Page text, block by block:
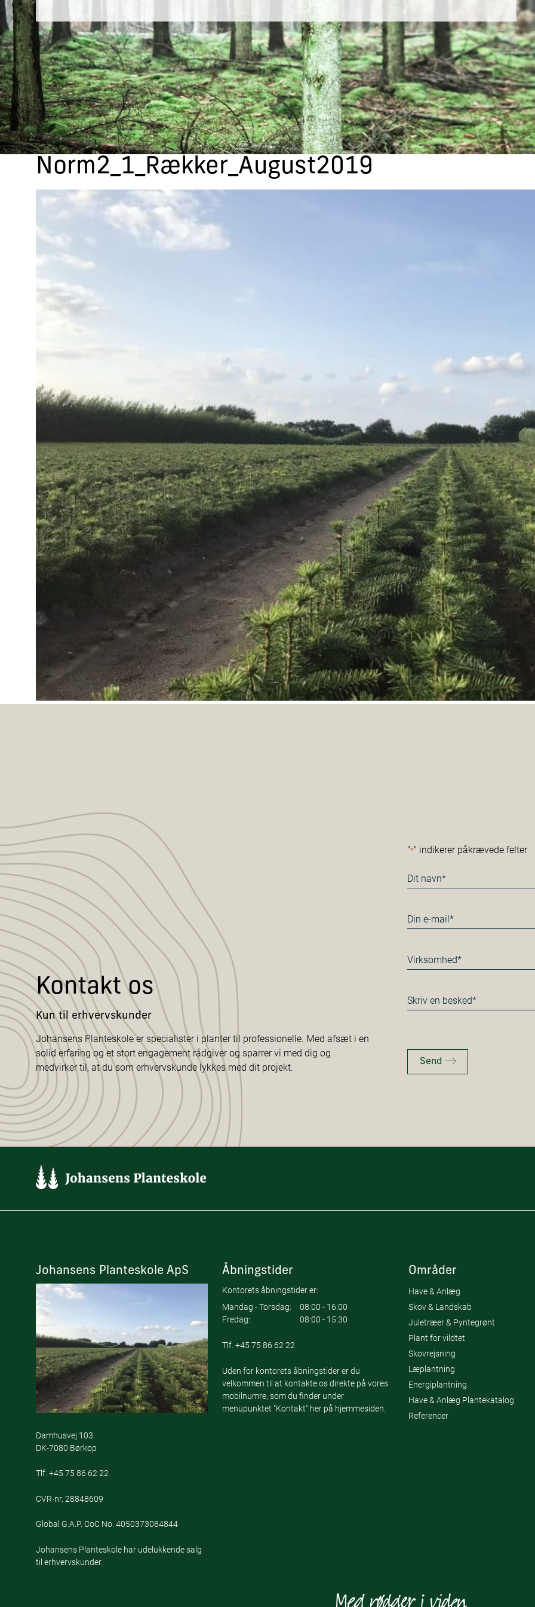
Norm2_1_Rækker_August2019
Kontakt os
Kun til erhvervskunder
Johansens Planteskole er specialister i planter til professionelle. Med afsæt i en
solid erfaring og et stort engagement rådgiver og sparrer vi med dig og
medvirker til, at du som erhvervskunde lykkes med dit projekt.
"*" indikerer påkrævede felter
Navn
*
E-
mail
Virksomhed
*
Besked
*
Send
Johansens Planteskole ApS
Damhusvej 103
DK-7080 Børkop
Tlf. +45 75 86 62 22
CVR-nr. 28848609
Global G.A.P. CoC No. 4050373084844
Johansens Planteskole har udelukkende salg
til erhvervskunder.
Åbningstider
Kontorets åbningstider er:
Mandag - Torsdag:
08:00 - 16:00
Fredag:
08:00 - 15:30
Tlf.+45 75 86 62 22
Uden for kontorets åbningstider er du
velkommen til at kontakte os direkte på vores
mobilnumre, som du finder under
menupunktet "Kontakt" her på hjemmesiden.
Områder
Have & Anlæg
Skov & Landskab
Juletræer & Pyntegrønt
Plant for vildtet
Skovrejsning
Læplantning
Energiplantning
Have & Anlæg Plantekatalog
Referencer